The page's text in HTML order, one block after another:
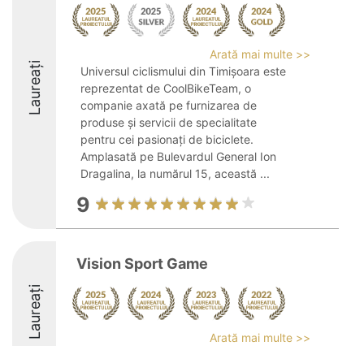
Laureați
Arată mai multe >>
Universul ciclismului din Timișoara este
reprezentat de CoolBikeTeam, o
companie axată pe furnizarea de
produse și servicii de specialitate
pentru cei pasionați de biciclete.
Amplasată pe Bulevardul General Ion
Dragalina, la numărul 15, această ...
9
Laureați
Vision Sport Game
Arată mai multe >>